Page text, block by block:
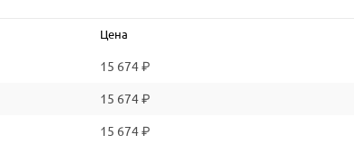
Цена
15 674 ₽
15 674 ₽
15 674 ₽